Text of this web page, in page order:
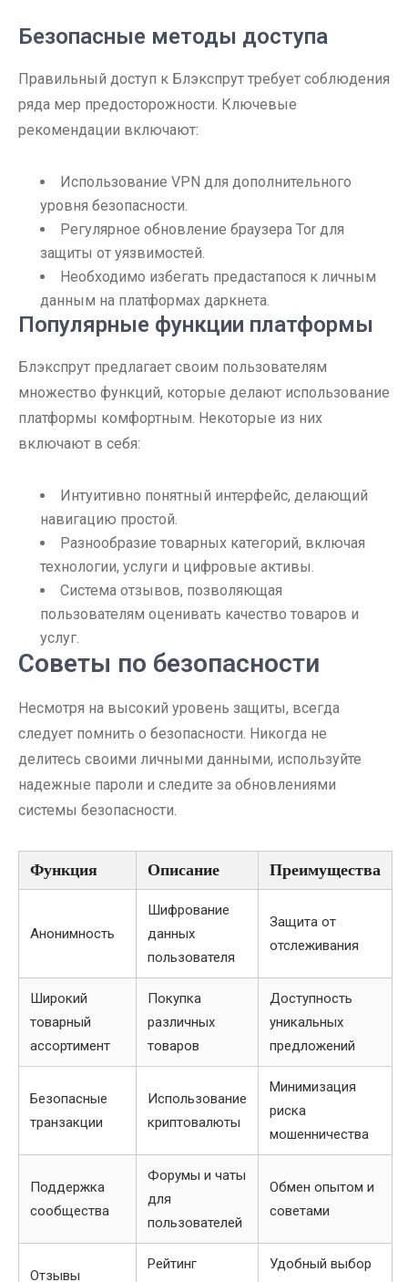
Безопасные методы доступа
Правильный доступ к Блэкспрут требует соблюдения
ряда мер предосторожности. Ключевые
рекомендации включают:
Использование VPN для дополнительного
уровня безопасности.
Регулярное обновление браузера Tor для
защиты от уязвимостей.
Необходимо избегать предастапося к личным
данным на платформах даркнета.
Популярные функции платформы
Блэкспрут предлагает своим пользователям
множество функций, которые делают использование
платформы комфортным. Некоторые из них
включают в себя:
Интуитивно понятный интерфейс, делающий
навигацию простой.
Разнообразие товарных категорий, включая
технологии, услуги и цифровые активы.
Система отзывов, позволяющая
пользователям оценивать качество товаров и
услуг.
Советы по безопасности
Несмотря на высокий уровень защиты, всегда
следует помнить о безопасности. Никогда не
делитесь своими личными данными, используйте
надежные пароли и следите за обновлениями
системы безопасности.
Функция Описание Преимущества
Анонимность
Шифрование
данных
пользователя
Защита от
отслеживания
Широкий
товарный
ассортимент
Покупка
различных
товаров
Доступность
уникальных
предложений
Безопасные
транзакции
Использование
криптовалюты
Минимизация
риска
мошенничества
Поддержка
сообщества
Форумы и чаты
для
пользователей
Обмен опытом и
советами
Отзывы
Рейтинг
Удобный выбор